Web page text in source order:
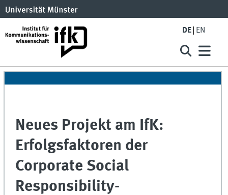
DE EN
Neues Projekt am IfK:
Erfolgsfaktoren der
Corporate Social
Responsibility-